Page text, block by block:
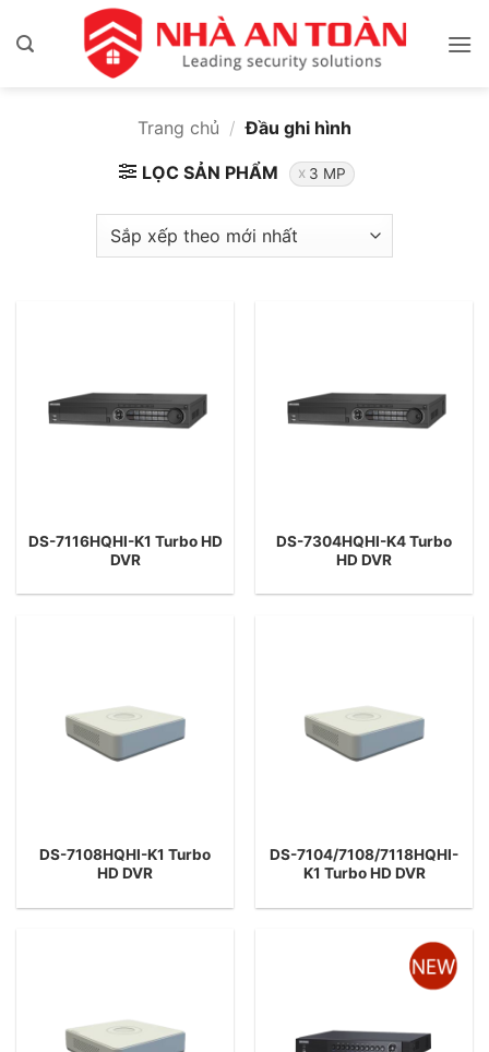
qua
Trang chủ / Đầu ghi hình
LỌC SẢN PHẨM 3 MP
DS-7116HQHI-K1 Turbo HD
DVR
DS-7304HQHI-K4 Turbo
HD DVR
DS-7108HQHI-K1 Turbo
HD DVR
DS-7104/7108/7118HQHI-
K1 Turbo HD DVR